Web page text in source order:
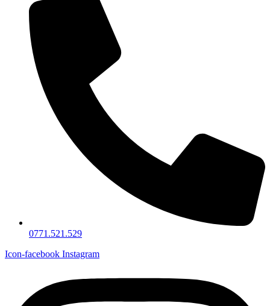
0771.521.529
Icon-facebook Instagram